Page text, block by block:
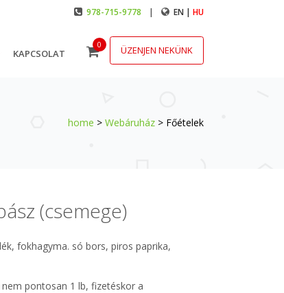
978-715-9778 | EN | HU
KAPCSOLAT
0 ÜZENJEN NEKÜNK
home > Webáruház > Főételek
(csemege)
fokhagyma. só bors, piros paprika,
nem pontosan 1 lb, fizetéskor a